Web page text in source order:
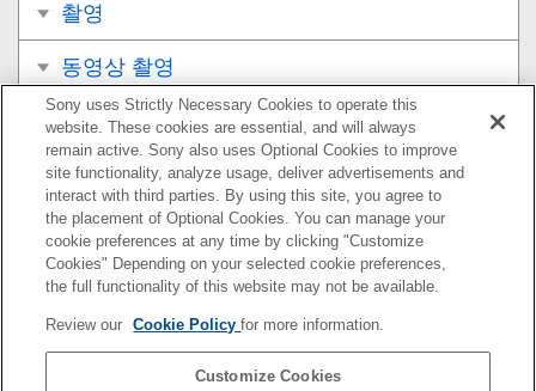
촬영
동영상 촬영
보기
카메라의 사용자 설정
네트워크 기능 사용하기
컴퓨터 사용하기
MENU 항목 목록
Sony uses Strictly Necessary Cookies to operate this
website. These cookies are essential, and will always
remain active. Sony also uses Optional Cookies to improve
site functionality, analyze usage, deliver advertisements and
interact with third parties. By using this site, you agree to
the placement of Optional Cookies. You can manage your
cookie preferences at any time by clicking "Customize
Cookies" Depending on your selected cookie preferences,
the full functionality of this website may not be available.
Review our Cookie Policyfor more information.
Customize Cookies